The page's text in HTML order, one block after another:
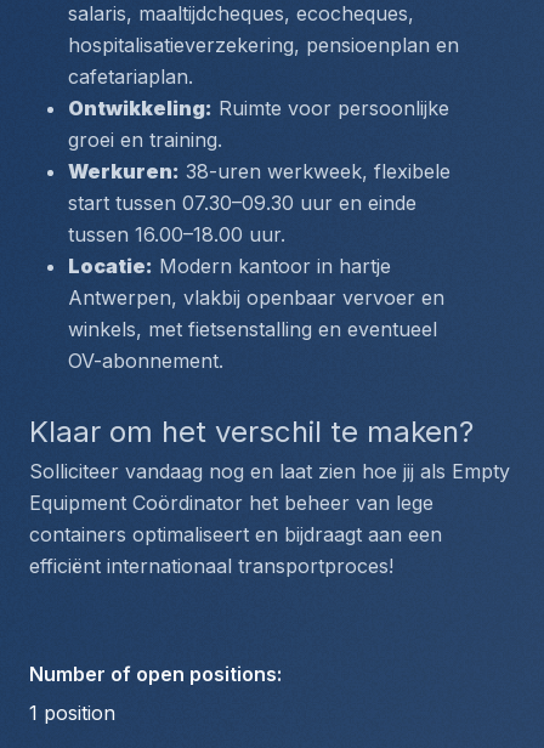
salaris, maaltijdcheques, ecocheques,
hospitalisatieverzekering, pensioenplan en
cafetariaplan.
Ontwikkeling: Ruimte voor persoonlijke
groei en training.
Werkuren: 38-uren werkweek, flexibele
start tussen 07.30–09.30 uur en einde
tussen 16.00–18.00 uur.
Locatie: Modern kantoor in hartje
Antwerpen, vlakbij openbaar vervoer en
winkels, met fietsenstalling en eventueel
OV-abonnement.
Klaar om het verschil te maken?
Solliciteer vandaag nog en laat zien hoe jij als Empty
Equipment Coördinator het beheer van lege
containers optimaliseert en bijdraagt aan een
efficiënt internationaal transportproces!
Number of open positions:
1 position